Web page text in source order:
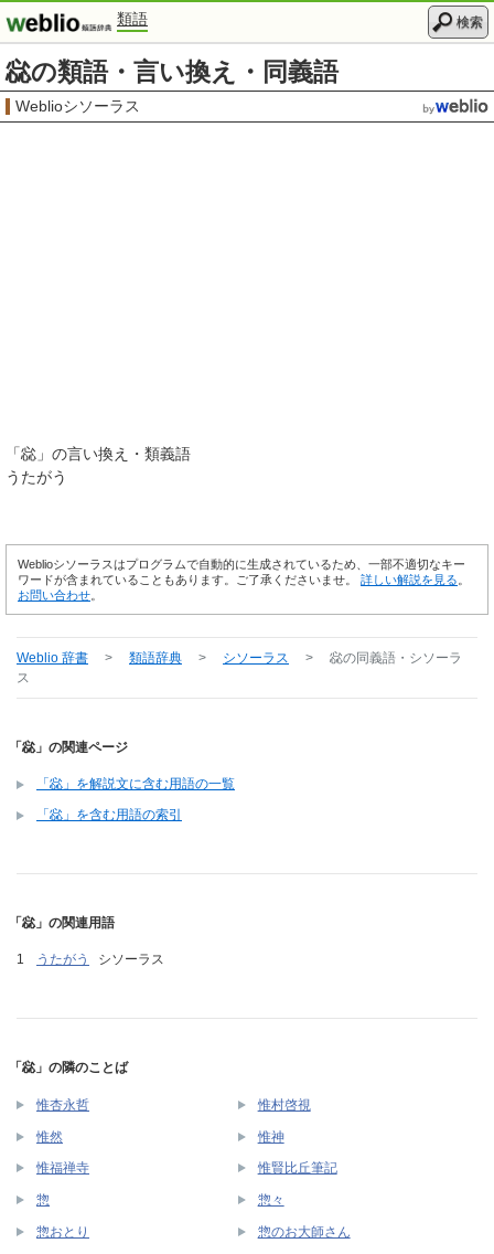
類語 検索
惢の類語・言い換え・同義語
Weblioシソーラス
「惢 」の言い換え・類義語
うたがう
Weblioシソーラスはプログラムで自動的に生成されているため、一部不適切なキー
ワードが含まれていることもあります。ご了承くださいませ。 詳しい解説を見る
お問い合わせ
Weblio 辞書 > 類語辞典 > シソーラス > 惢の同義語・シソーラ
ス
「惢」の関連ページ
「惢」を解説文に含む用語の一覧
「惢」を含む用語の索引
「惢」の関連用語
うたがう シソーラス
「惢」の隣のことば
惟杏永哲 惟村啓視
惟然 惟神
惟福禅寺 惟賢比丘筆記
惣 惣々
惣おとり 惣のお大師さん